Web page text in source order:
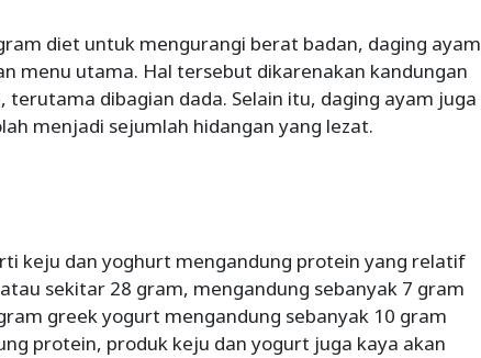
diet untuk mengurangi berat badan, daging ayam
menu utama. Hal tersebut dikarenakan kandungan
terutama dibagian dada. Selain itu, daging ayam juga
menjadi sejumlah hidangan yang lezat.
keju dan yoghurt mengandung protein yang relatif
sekitar 28 gram, mengandung sebanyak 7 gram
greek yogurt mengandung sebanyak 10 gram
protein, produk keju dan yogurt juga kaya akan